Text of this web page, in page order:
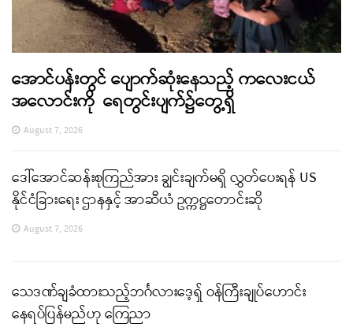
အောင်ပန်းတွင် ပျောက်ဆုံးနေသည့် ကလေးငယ်
အလောင်းကို ရေတွင်းပျက်၌တွေ့ရှိ
August 7, 2026
ဒေါ်အောင်ဆန်းစုကြည်အား ချွင်းချက်မရှိ လွှတ်ပေးရန် US
နိုင်ငံခြားရေး ဌာနနှင့် အာဆီယံ ဥက္ကဋ္ဌတောင်းဆို
August 7, 2026
သေဒဏ်ချခံထားသည့်ဘင်္ဂလားဒေ့ရှ် ဝန်ကြီးချုပ်ဟောင်း
နေရပ်ပြန်မည်ဟု ကြေညာ